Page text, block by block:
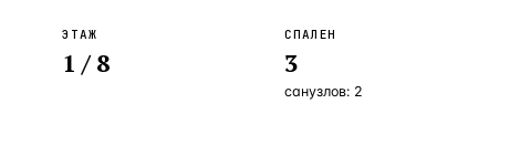
ЭТАЖ
1 / 8
СПАЛЕН
3
санузлов: 2